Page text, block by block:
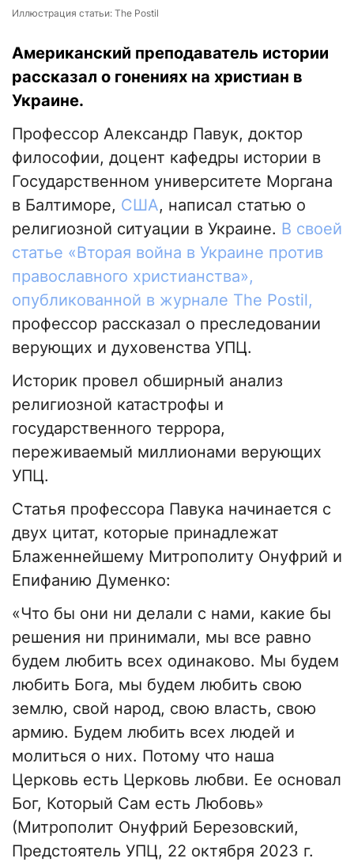
Иллюстрация статьи: The Postil
Американский преподаватель истории
рассказал о гонениях на христиан в
Украине.
Профессор Александр Павук, доктор
философии, доцент кафедры истории в
Государственном университете Моргана
в Балтиморе, США, написал статью о
религиозной ситуации в Украине. В своей
статье «Вторая война в Украине против
православного христианства»,
опубликованной в журнале The Postil,
профессор рассказал о преследовании
верующих и духовенства УПЦ.
Историк провел обширный анализ
религиозной катастрофы и
государственного террора,
переживаемый миллионами верующих
УПЦ.
Статья профессора Павука начинается с
двух цитат, которые принадлежат
Блаженнейшему Митрополиту Онуфрий и
Епифанию Думенко:
«Что бы они ни делали с нами, какие бы
решения ни принимали, мы все равно
будем любить всех одинаково. Мы будем
любить Бога, мы будем любить свою
землю, свой народ, свою власть, свою
армию. Будем любить всех людей и
молиться о них. Потому что наша
Церковь есть Церковь любви. Ее основал
Бог, Который Сам есть Любовь»
(Митрополит Онуфрий Березовский,
Предстоятель УПЦ, 22 октября 2023 г.